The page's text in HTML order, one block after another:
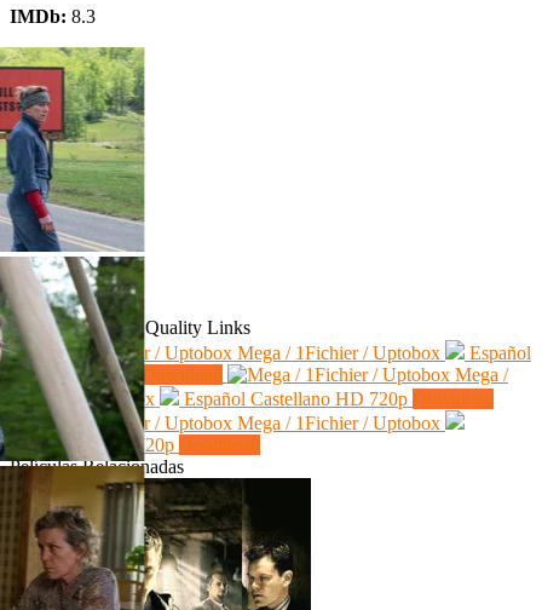
IMDb: 8.3
Download
Server Language Quality Links
Mega / 1Fichier / Uptobox
Español
Latino
HD 720p Download
Mega /
1Fichier / Uptobox
Español Castellano HD 720p Download
Mega / 1Fichier / Uptobox
Subtitulado
HD 720p Download
Películas Relacionadas